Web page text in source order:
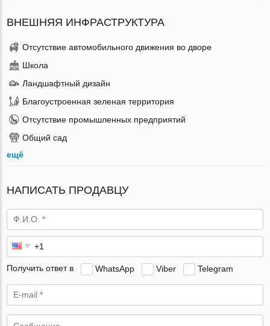
ВНЕШНЯЯ ИНФРАСТРУКТУРА
Отсутствие автомобильного движения во дворе
Школа
Ландшафтный дизайн
Благоустроенная зеленая территория
Отсутствие промышленных предприятий
Общий сад
ещё
НАПИСАТЬ ПРОДАВЦУ
Получить ответ в WhatsApp Viber Telegram